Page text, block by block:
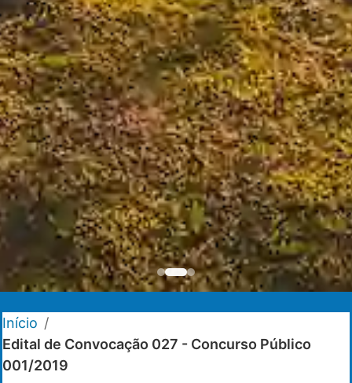
Início /
Edital de Convocação 027 - Concurso Público
001/2019